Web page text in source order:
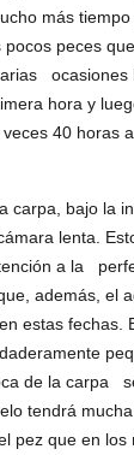
más
peces
ocasiones
hora y
40 horas
carpa, bajo la
lenta.
a la
además, el
estas fechas.
de la carpa
tendrá
pez que en los